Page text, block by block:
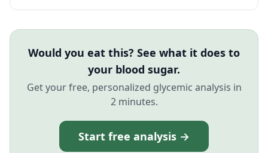
Would you eat this? See what it does to
your blood sugar.
Get your free, personalized glycemic analysis in
2 minutes.
Start free analysis →